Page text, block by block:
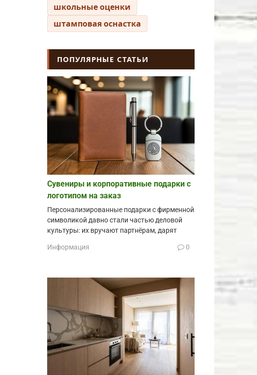
школьные оценки
штамповая оснастка
ПОПУЛЯРНЫЕ СТАТЬИ
Сувениры и корпоративные подарки с
логотипом на заказ
Персонализированные подарки с фирменной
символикой давно стали частью деловой
культуры: их вручают партнёрам, дарят
Информация 0